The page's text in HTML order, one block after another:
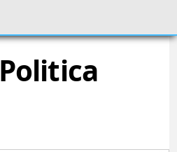
Politica